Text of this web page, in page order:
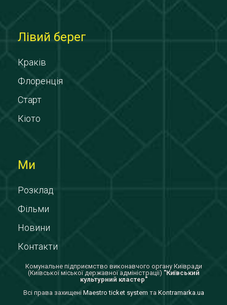
Лівий берег
Краків
Флоренція
Старт
Кіото
Ми
Розклад
Фільми
Новини
Контакти
Комунальне підприємство виконавчого органу Київради
(Київської міської державної адміністрації) "Київський
культурний кластер"
Всi права захищенi Maestro ticket system та Kontramarka.ua